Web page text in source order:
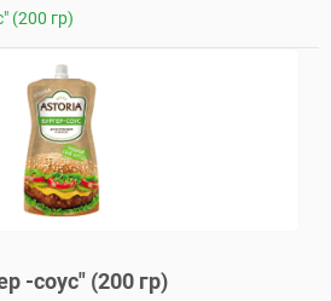
(200 гр)
-соус" (200 гр)